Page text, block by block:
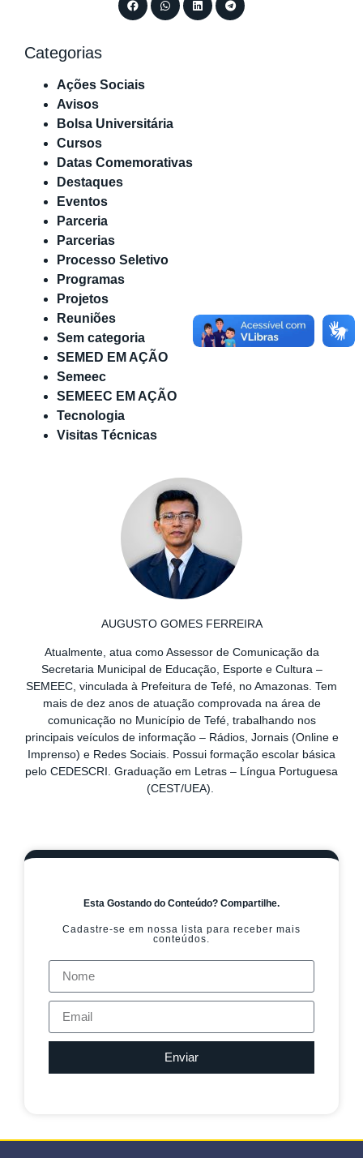
Categorias
Ações Sociais
Avisos
Bolsa Universitária
Cursos
Datas Comemorativas
Destaques
Eventos
Parceria
Parcerias
Processo Seletivo
Programas
Projetos
Reuniões
Sem categoria
SEMED EM AÇÃO
Semeec
SEMEEC EM AÇÃO
Tecnologia
Visitas Técnicas
AUGUSTO GOMES FERREIRA
Atualmente, atua como Assessor de Comunicação da
Secretaria Municipal de Educação, Esporte e Cultura –
SEMEEC, vinculada à Prefeitura de Tefé, no Amazonas. Tem
mais de dez anos de atuação comprovada na área de
comunicação no Município de Tefé, trabalhando nos
principais veículos de informação – Rádios, Jornais (Online e
Imprenso) e Redes Sociais. Possui formação escolar básica
pelo CEDESCRI. Graduação em Letras – Língua Portuguesa
(CEST/UEA).
Esta Gostando do Conteúdo? Compartilhe.
Cadastre-se em nossa lista para receber mais
conteúdos.
Enviar